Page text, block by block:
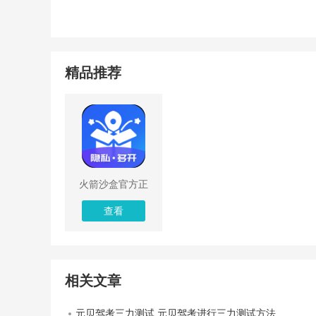
精品推荐
火箭沙盒官方正
版
查看
相关文章
元贝驾考三力测试 元贝驾考进行三力测试方法